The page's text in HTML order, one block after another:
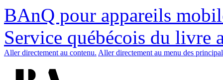
BAnQ pour appareils
Service québécois du livre
Aller directement au contenu. Aller directement au menu des